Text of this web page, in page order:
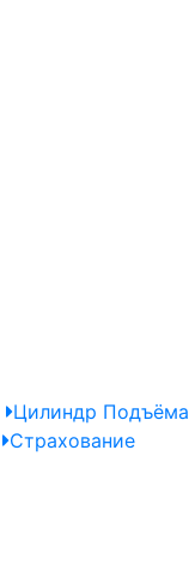
Цилиндр Подъёма
Страхование